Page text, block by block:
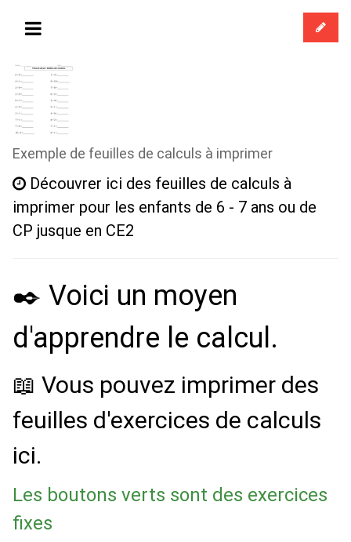
Exemple de feuilles de calculs à imprimer
Découvrer ici des feuilles de calculs à
imprimer pour les enfants de 6 - 7 ans ou de
CP jusque en CE2
✒️ Voici un moyen
d'apprendre le calcul.
📖 Vous pouvez imprimer des
feuilles d'exercices de calculs
ici.
Les boutons verts sont des exercices
fixes